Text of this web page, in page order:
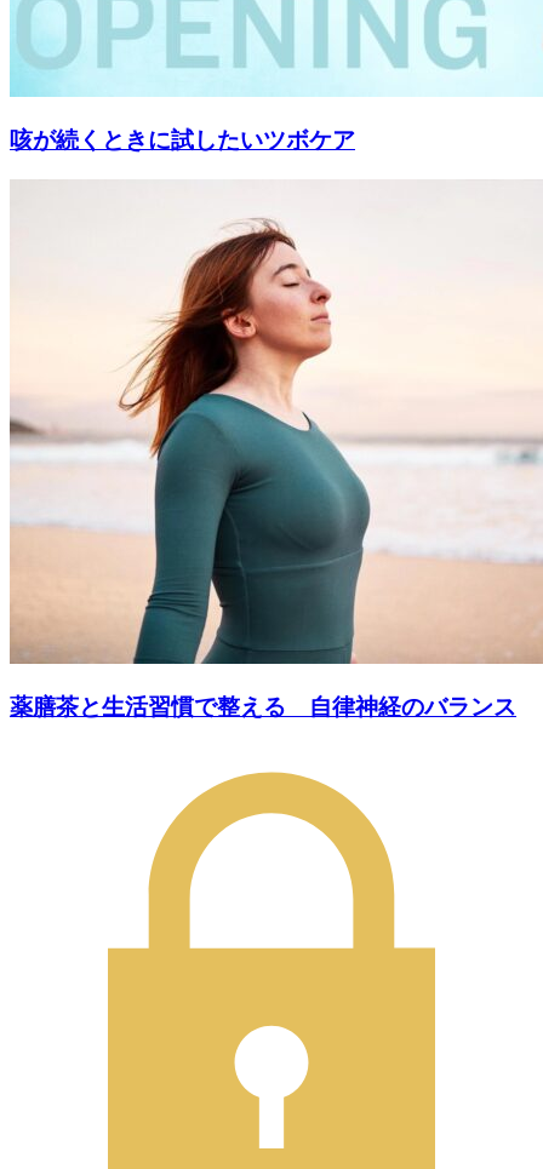
咳が続くときに試したいツボケア
薬膳茶と生活習慣で整える 自律神経のバランス